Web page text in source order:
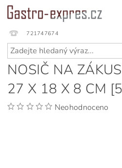
721747674
NOSIČ NA
27 X 18 X 8 CM
Neohodnoceno